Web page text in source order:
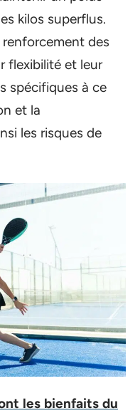
kilos superflus.
des
flexibilité et leur
spécifiques à ce
et la
les risques de
les bienfaits du